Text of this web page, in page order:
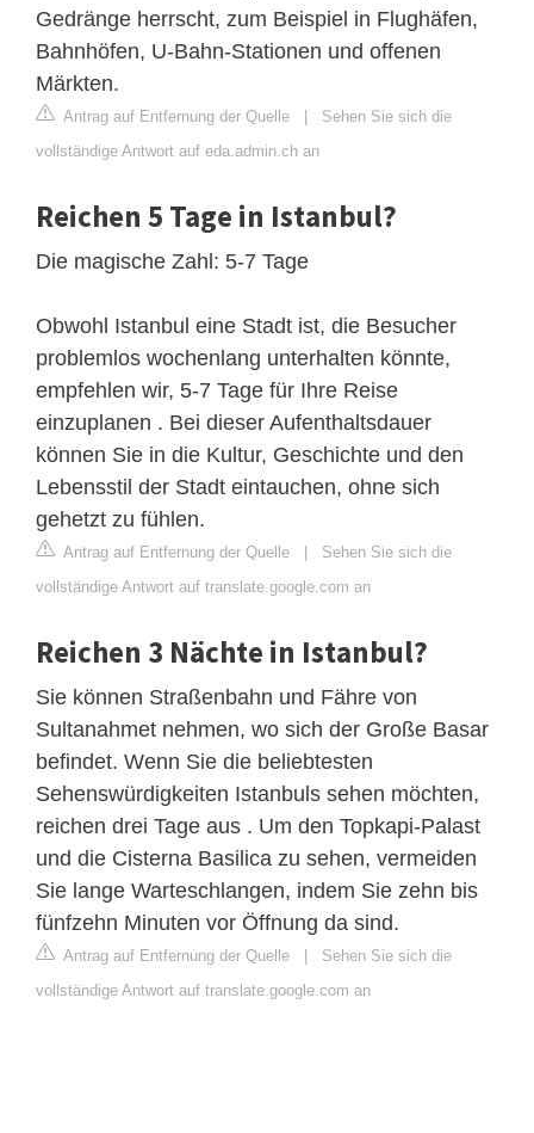
Gedränge herrscht, zum Beispiel in Flughäfen,
Bahnhöfen, U-Bahn-Stationen und offenen
Märkten.
Antrag auf Entfernung der Quelle | Sehen Sie sich die
vollständige Antwort auf eda.admin.ch an
Reichen 5 Tage in Istanbul?
Die magische Zahl: 5-7 Tage
Obwohl Istanbul eine Stadt ist, die Besucher
problemlos wochenlang unterhalten könnte,
empfehlen wir, 5-7 Tage für Ihre Reise
einzuplanen . Bei dieser Aufenthaltsdauer
können Sie in die Kultur, Geschichte und den
Lebensstil der Stadt eintauchen, ohne sich
gehetzt zu fühlen.
Antrag auf Entfernung der Quelle | Sehen Sie sich die
vollständige Antwort auf translate.google.com an
Reichen 3 Nächte in Istanbul?
Sie können Straßenbahn und Fähre von
Sultanahmet nehmen, wo sich der Große Basar
befindet. Wenn Sie die beliebtesten
Sehenswürdigkeiten Istanbuls sehen möchten,
reichen drei Tage aus . Um den Topkapi-Palast
und die Cisterna Basilica zu sehen, vermeiden
Sie lange Warteschlangen, indem Sie zehn bis
fünfzehn Minuten vor Öffnung da sind.
Antrag auf Entfernung der Quelle | Sehen Sie sich die
vollständige Antwort auf translate.google.com an